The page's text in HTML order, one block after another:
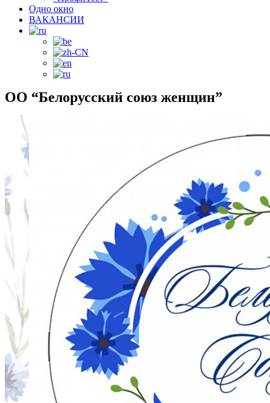
Одно окно
ВАКАНСИИ
ОО “Белорусский союз женщин”